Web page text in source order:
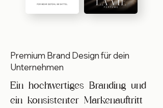
Premium Brand Design für dein
Unternehmen
Ein hochwertiges Branding und
ein konsistenter Markenauftritt